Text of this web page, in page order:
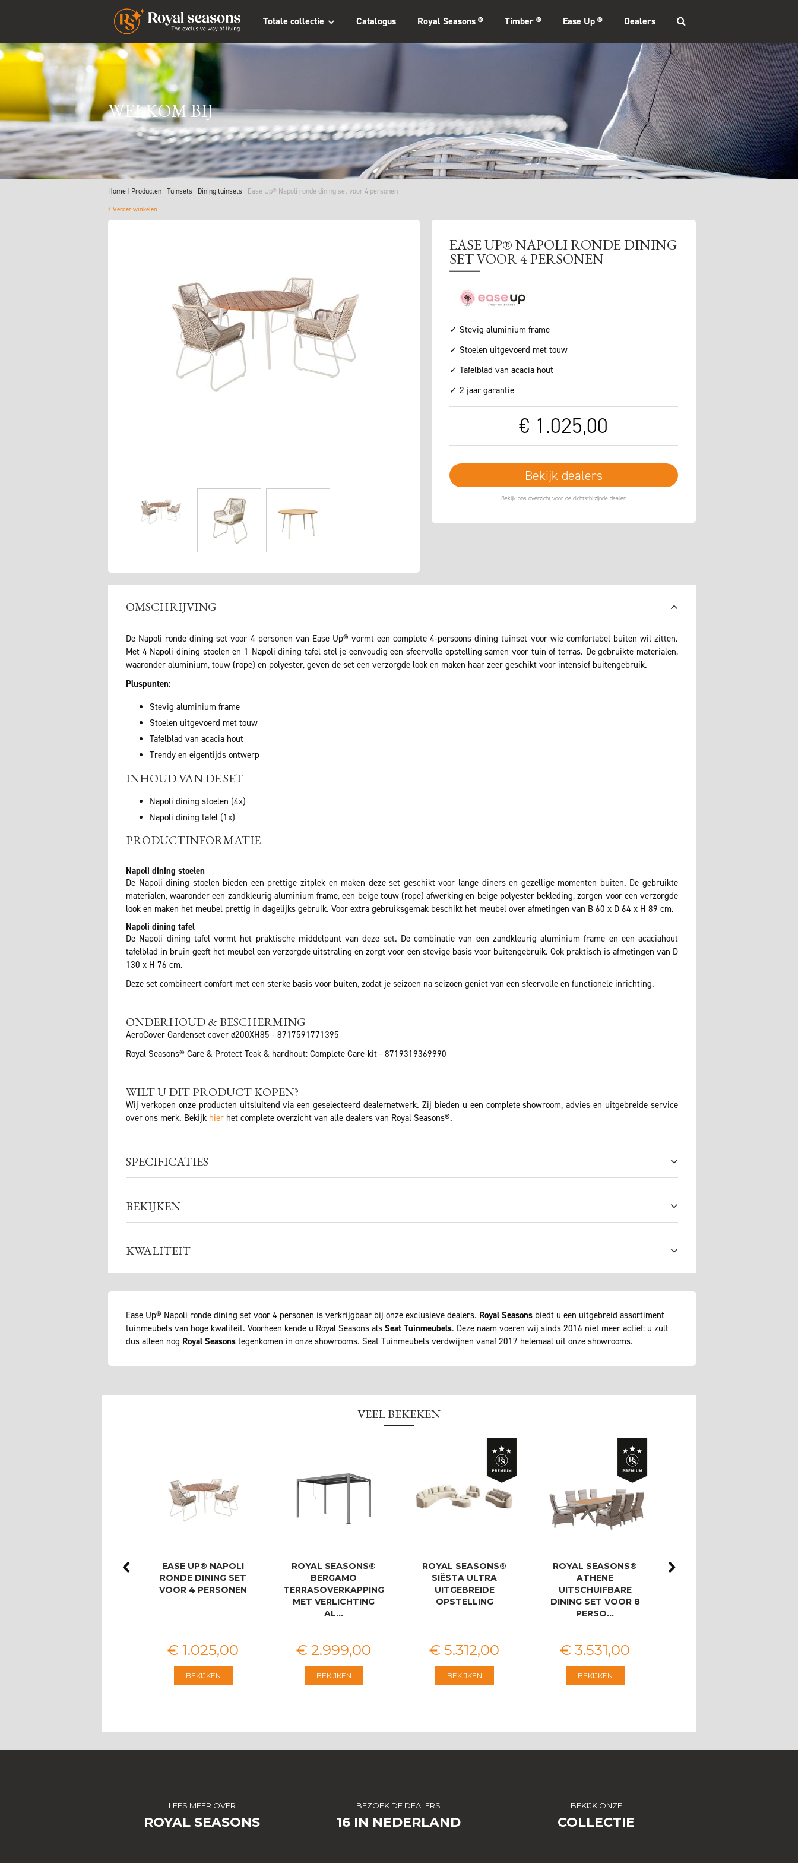
Totale collectie Catalogus Royal Seasons ® Timber ® Ease Up ® Dealers
WELKOM BIJ
Home Producten Tuinsets Dining tuinsets Ease Up® Napoli ronde dining set voor 4 personen
Verder winkelen
EASE UP® NAPOLI RONDE DINING
SET VOOR 4 PERSONEN
✓ Stevig aluminium frame
✓ Stoelen uitgevoerd met touw
✓ Tafelblad van acacia hout
✓ 2 jaar garantie
€ 1.025,00
Bekijk dealers
OMSCHRIJVING
De Napoli ronde dining set voor 4 personen van Ease Up® vormt een complete 4-persoons dining tuinset voor wie comfortabel buiten wil zitten.
Met 4 Napoli dining stoelen en 1 Napoli dining tafel stel je eenvoudig een sfeervolle opstelling samen voor tuin of terras. De gebruikte materialen,
waaronder aluminium, touw (rope) en polyester, geven de set een verzorgde look en maken haar zeer geschikt voor intensief buitengebruik.
Pluspunten:
Stevig aluminium frame
Stoelen uitgevoerd met touw
Tafelblad van acacia hout
Trendy en eigentijds ontwerp
INHOUD VAN DE SET
Napoli dining stoelen (4x)
Napoli dining tafel (1x)
PRODUCTINFORMATIE
Napoli dining stoelen
De Napoli dining stoelen bieden een prettige zitplek en maken deze set geschikt voor lange diners en gezellige momenten buiten. De gebruikte
materialen, waaronder een zandkleurig aluminium frame, een beige touw (rope) afwerking en beige polyester bekleding, zorgen voor een verzorgde
look en maken het meubel prettig in dagelijks gebruik. Voor extra gebruiksgemak beschikt het meubel over afmetingen van B 60 x D 64 x H 89 cm.
Napoli dining tafel
De Napoli dining tafel vormt het praktische middelpunt van deze set. De combinatie van een zandkleurig aluminium frame en een acaciahout
tafelblad in bruin geeft het meubel een verzorgde uitstraling en zorgt voor een stevige basis voor buitengebruik. Ook praktisch is afmetingen van D
130 x H 76 cm.
Deze set combineert comfort met een sterke basis voor buiten, zodat je seizoen na seizoen geniet van een sfeervolle en functionele inrichting.
ONDERHOUD & BESCHERMING
AeroCover Gardenset cover ø200XH85 - 8717591771395
Royal Seasons® Care & Protect Teak & hardhout: Complete Care-kit - 8719319369990
WILT U DIT PRODUCT KOPEN?
Wij verkopen onze producten uitsluitend via een geselecteerd dealernetwerk. Zij bieden u een complete showroom, advies en uitgebreide service
over ons merk. Bekijk hier het complete overzicht van alle dealers van Royal Seasons®.
SPECIFICATIES
BEKIJKEN
KWALITEIT
Ease Up® Napoli ronde dining set voor 4 personen is verkrijgbaar bij onze exclusieve dealers. Royal Seasons biedt u een uitgebreid assortiment
tuinmeubels van hoge kwaliteit. Voorheen kende u Royal Seasons als Seat Tuinmeubels. Deze naam voeren wij sinds 2016 niet meer actief: u zult
dus alleen nog Royal Seasons tegenkomen in onze showrooms. Seat Tuinmeubels verdwijnen vanaf 2017 helemaal uit onze showrooms.
VEEL BEKEKEN
EASE UP® NAPOLI
RONDE DINING SET
VOOR 4 PERSONEN
€ 1.025,00
BEKIJKEN
ROYAL SEASONS®
BERGAMO
TERRASOVERKAPPING
MET VERLICHTING
AL…
€ 2.999,00
BEKIJKEN
ROYAL SEASONS®
SIËSTA ULTRA
UITGEBREIDE
OPSTELLING
€ 5.312,00
BEKIJKEN
ROYAL SEASONS®
ATHENE
UITSCHUIFBARE
DINING SET VOOR 8
PERSO…
€ 3.531,00
BEKIJKEN
LEES MEER OVER
ROYAL SEASONS
BEKIJK ONZE
COLLECTIE
BEZOEK DE DEALERS
16 IN NEDERLAND